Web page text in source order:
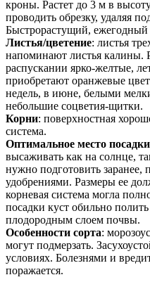
кроны. Растет до 3 м в
проводить обрезку, удаляя
Быстрорастущий, ежегодный
Листья/цветение: листья
напоминают листья калины.
распускании ярко-желтые,
приобретают оранжевые
недель, в июне, белыми
небольшие соцветия-щитки.
Корни: поверхностная
система.
Оптимальное место посадки
высаживать как на солнце,
нужно подготовить заранее,
удобрениями. Размеры ее
корневая система могла
посадки куст обильно
плодородным слоем почвы.
Особенности сорта:
могут подмерзать.
условиях. Болезнями и
поражается.